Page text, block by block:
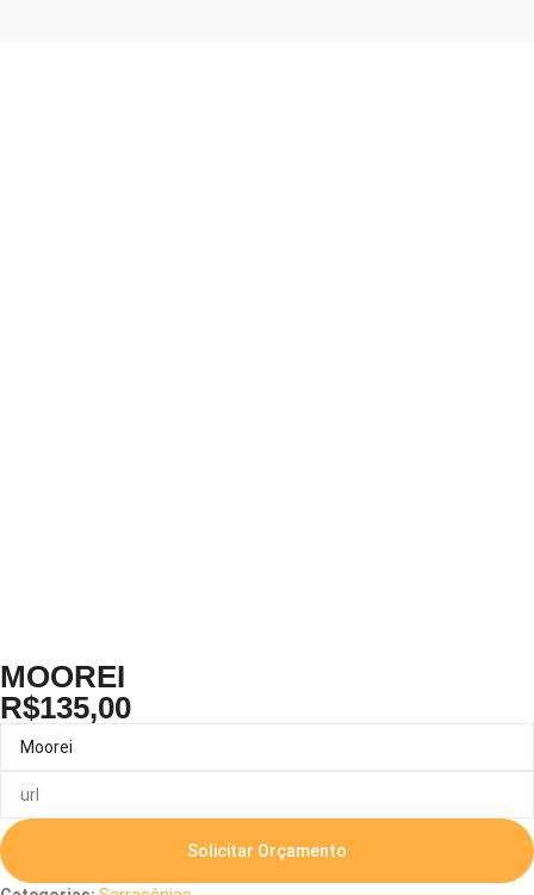
MOOREI
R$135,00
Solicitar Orçamento